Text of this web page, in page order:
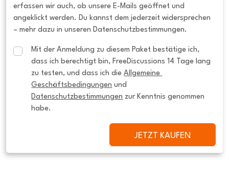
erfassen wir auch, ob unsere E-Mails geöffnet und
angeklickt werden. Du kannst dem jederzeit widersprechen
– mehr dazu in unseren Datenschutzbestimmungen.
Mit der Anmeldung zu diesem Paket bestätige ich,
dass ich berechtigt bin, FreeDiscussions 14 Tage lang
zu testen, und dass ich die Allgemeine
Geschäftsbedingungen
Datenschutzbestimmungen zur Kenntnis genommen
habe.
JETZT KAUFEN